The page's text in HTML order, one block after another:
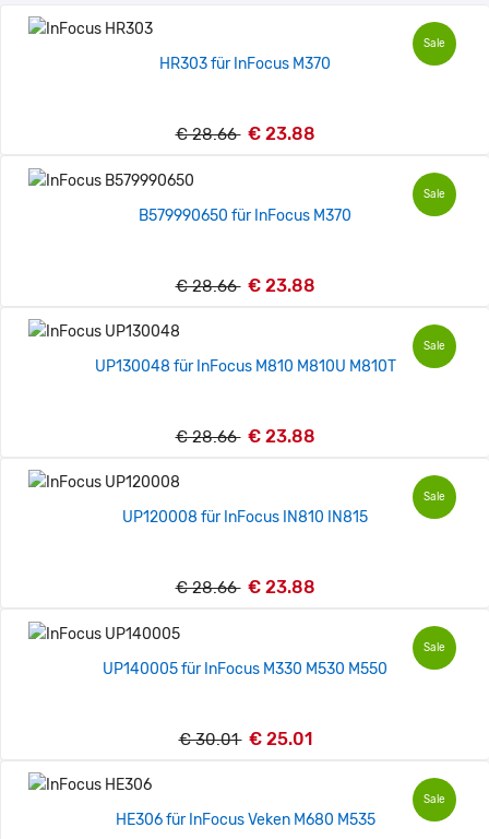
Sale
HR303 für InFocus M370
€ 28.66 € 23.88
Sale
B579990650 für InFocus M370
€ 28.66 € 23.88
Sale
UP130048 für InFocus M810 M810U M810T
€ 28.66 € 23.88
Sale
UP120008 für InFocus IN810 IN815
€ 28.66 € 23.88
Sale
UP140005 für InFocus M330 M530 M550
€ 30.01 € 25.01
Sale
HE306 für InFocus Veken M680 M535